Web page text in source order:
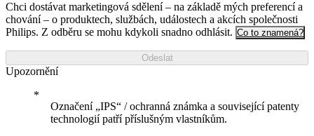
Chci dostávat marketingová sdělení – na základě mých preferencí a
chování – o produktech, službách, událostech a akcích společnosti
Philips. Z odběru se mohu kdykoli snadno odhlásit. Co to znamená?
Odeslat
Upozornění
Označení „IPS“ / ochranná známka a související patenty
technologií patří příslušným vlastníkům.